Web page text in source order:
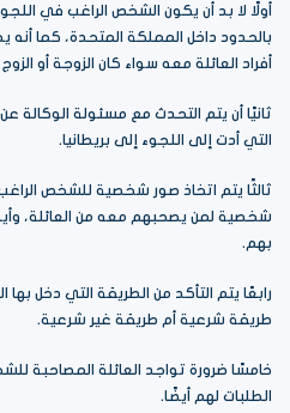
أولًا لا بد أن يكون الشخص الراغب في
بالحدود داخل المملكة المتحدة، كما
أفراد العائلة معه سواء كان الزوجة أو
ثانيًا أن يتم التحدث مع مسئولة الوكالة
التي أدت إلى اللجوء إلى بريطانيا.
ثالثًا يتم اتخاذ صور شخصية للشخص
شخصية لمن يصحبهم معه من العائلة،
بهم.
رابعًا يتم التأكد من الطريقة التي دخل
طريقة شرعية أم طريقة غير شرعية.
خامسًا ضرورة تواجد العائلة المصاحبة
الطلبات لهم أيضًا.